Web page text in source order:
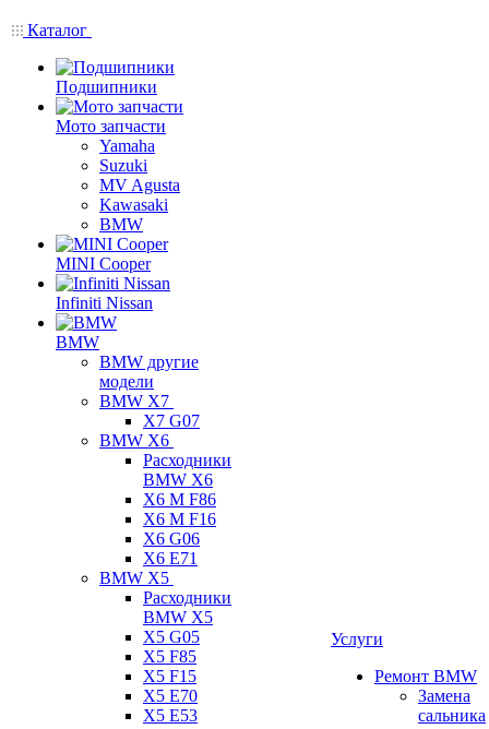
Каталог
Подшипники
Мото запчасти
Yamaha
Suzuki
MV Agusta
Kawasaki
BMW
MINI Cooper
Infiniti Nissan
BMW
BMW другие
модели
BMW X7
X7 G07
BMW X6
Расходники
BMW X6
X6 M F86
X6 M F16
X6 G06
X6 E71
BMW X5
Расходники
BMW X5
X5 G05
X5 F85
X5 F15
X5 E70
X5 E53
Услуги
Ремонт BMW
Замена
сальника